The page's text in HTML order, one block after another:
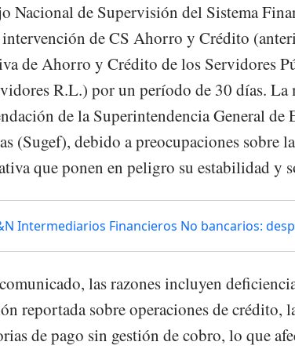
Nacional de Supervisión del Sistema
de CS Ahorro y Crédito
de Ahorro y Crédito de los Servidores
R.L.) por un período de 30 días. La
de la Superintendencia General de
(Sugef), debido a preocupaciones sobre
que ponen en peligro su estabilidad y
Intermediarios Financieros No bancarios:
las razones incluyen
reportada sobre operaciones de crédito,
de pago sin gestión de cobro, lo que